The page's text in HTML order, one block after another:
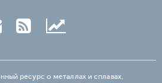
ресурс о металлах и сплавах,